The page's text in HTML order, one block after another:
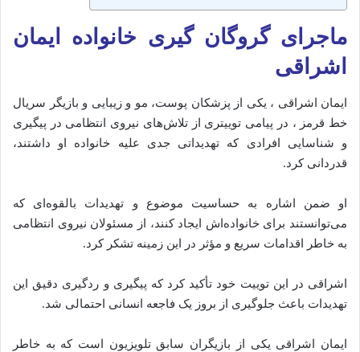
ماجرای گروگان گیری خانواده ایمان
اشراقی
ایمان اشراقی ، یکی از پزشکان پوست، مو و زیبایی و بازیگر سریال
خط قرمز ، در پیامی توییتری از تلاش‌های نیروی انتظامی در پیگیری
و شناسایی افرادی که تهدیداتی جدی علیه خانواده او داشتند،
قدردانی کرد.
او ضمن اشاره به حساسیت موضوع و تهدیدات بالقوه‌ای که
می‌توانستند برای خانواده‌اش ایجاد کنند، از مسئولان نیروی انتظامی
به خاطر اقدامات سریع و مؤثر در این زمینه تشکر کرد.
اشراقی در این توییت خود تأکید کرد که پیگیری و ردگیری دقیق این
تهدیدات باعث جلوگیری از بروز یک فاجعه انسانی احتمالی شد.
ایمان اشراقی یکی از بازیگران سابق تلویزیون است که به خاطر